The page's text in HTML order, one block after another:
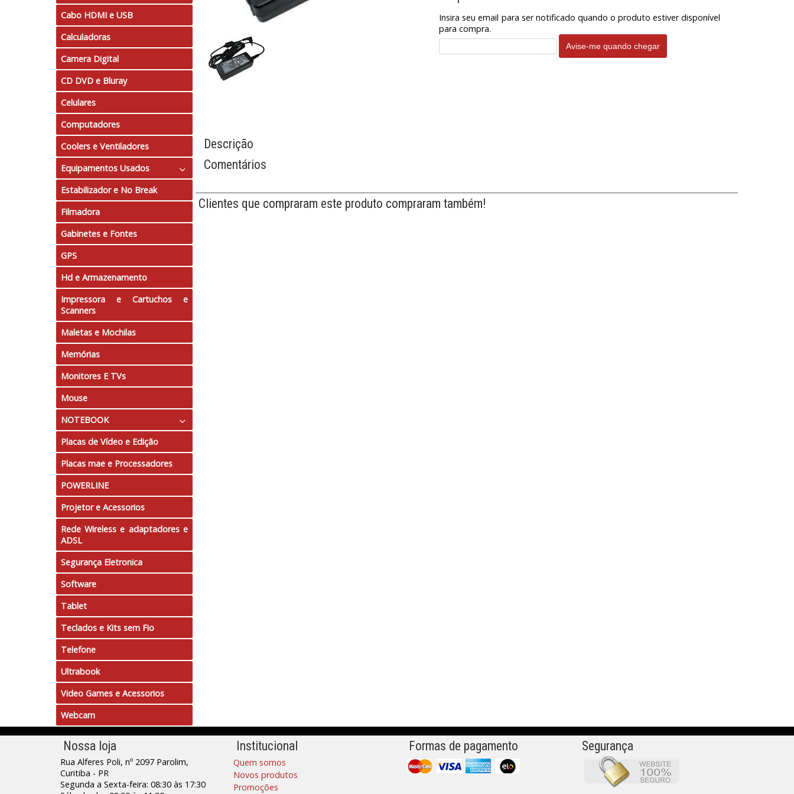
Cabo HDMI e USB
Calculadoras
Camera Digital
CD DVD e Bluray
Celulares
Computadores
Coolers e Ventiladores
Equipamentos Usados
Computadores
Notebook
Estabilizador e No Break
Filmadora
Gabinetes e Fontes
GPS
Hd e Armazenamento
Impressora e Cartuchos e
Scanners
Maletas e Mochilas
Memórias
Monitores E TVs
Mouse
NOTEBOOK
Tela 10"
Tela 11.6"
Tela 14.0"
Tela 15.6"
Tela 17.3"
Placas de Vídeo e Edição
Placas mae e Processadores
POWERLINE
Projetor e Acessorios
Rede Wireless e adaptadores e
ADSL
Segurança Eletronica
Software
Tablet
Teclados e Kits sem Fio
Telefone
Ultrabook
Video Games e Acessorios
Webcam
Insira seu email para ser notificado quando o produto estiver disponível
para compra.
Descrição
Comentários
Clientes que compraram este produto compraram também!
Nossa loja
Rua Alferes Poli, nº 2097 Parolim,
Curitiba - PR
Segunda a Sexta-feira: 08:30 às 17:30
Institucional
Quem somos
Novos produtos
Promoções
Formas de pagamento Segurança